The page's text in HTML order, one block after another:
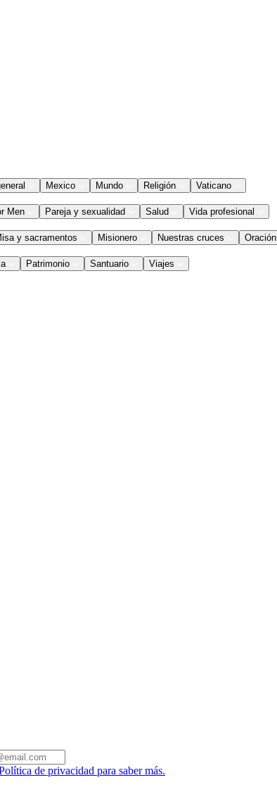
Mexico Mundo Religión Vaticano
Men Pareja y sexualidad Salud Vida profesional
y sacramentos Misionero Nuestras cruces Oración
Patrimonio Santuario Viajes
de privacidad para saber más.